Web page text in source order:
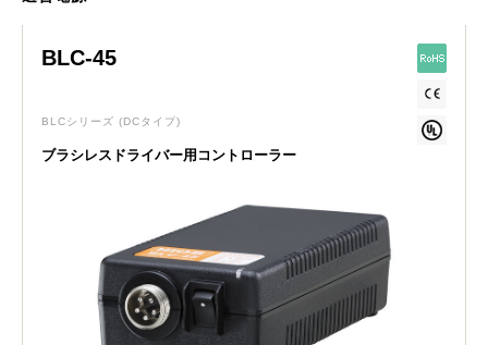
BLC-45
BLCシリーズ (DCタイプ)
ブラシレスドライバー用コントローラー